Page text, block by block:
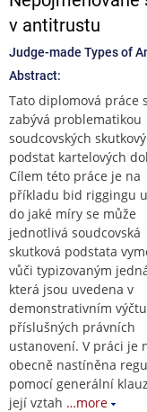
v antitrustu
Judge-made Types of
Abstract:
Tato diplomová práce
zabývá problematikou
soudcovských
podstat kartelových
Cílem této práce je na
příkladu bid riggingu
do jaké míry se může
jednotlivá soudcovská
skutková podstata
vůči typizovaným
která jsou uvedena v
demonstrativním výčtu
příslušných právních
ustanovení. V práci je
obecně nastíněna
pomocí generální
její vztah …more